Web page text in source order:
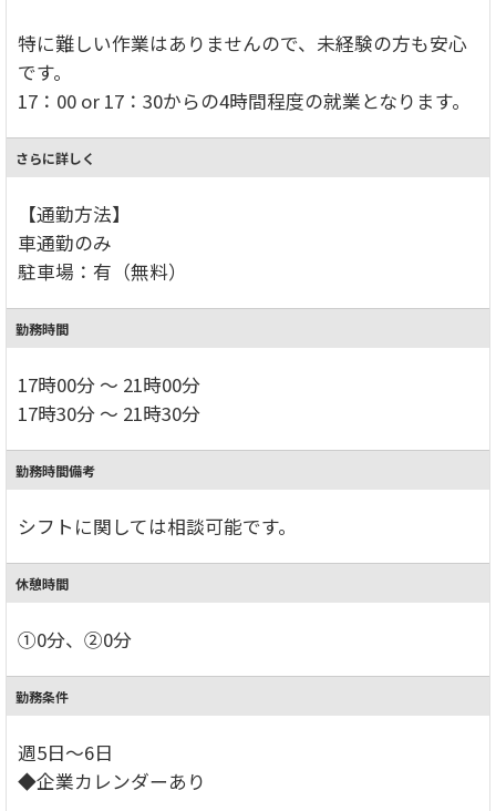
特に難しい作業はありませんので、未経験の方も安心
です。
17：00 or 17：30からの4時間程度の就業となります。
さらに詳しく
【通勤方法】
車通勤のみ
駐車場：有（無料）
勤務時間
17時00分 ～ 21時00分
17時30分 ～ 21時30分
勤務時間備考
シフトに関しては相談可能です。
休憩時間
①0分、②0分
勤務条件
週5日～6日
◆企業カレンダーあり